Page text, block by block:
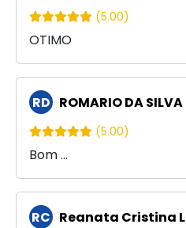
(5.00)
OTIMO
RD ROMARIO DA SILVA
(5.00)
Bom ...
RC Reanata Cristina